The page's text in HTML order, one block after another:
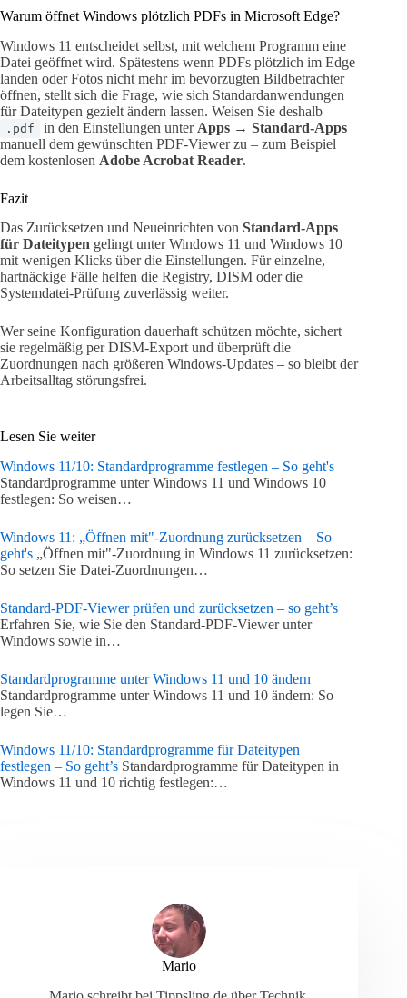
Warum öffnet Windows plötzlich PDFs in Microsoft Edge?
Windows 11 entscheidet selbst, mit welchem Programm eine
Datei geöffnet wird. Spätestens wenn PDFs plötzlich im Edge
landen oder Fotos nicht mehr im bevorzugten Bildbetrachter
öffnen, stellt sich die Frage, wie sich Standardanwendungen
für Dateitypen gezielt ändern lassen. Weisen Sie deshalb
.pdf in den Einstellungen unter Apps → Standard-Apps
manuell dem gewünschten PDF-Viewer zu – zum Beispiel
dem kostenlosen Adobe Acrobat Reader.
Fazit
Das Zurücksetzen und Neueinrichten von Standard-Apps
für Dateitypen gelingt unter Windows 11 und Windows 10
mit wenigen Klicks über die Einstellungen. Für einzelne,
hartnäckige Fälle helfen die Registry, DISM oder die
Systemdatei-Prüfung zuverlässig weiter.
Wer seine Konfiguration dauerhaft schützen möchte, sichert
sie regelmäßig per DISM-Export und überprüft die
Zuordnungen nach größeren Windows-Updates – so bleibt der
Arbeitsalltag störungsfrei.
Lesen Sie weiter
Windows 11/10: Standardprogramme festlegen – So geht's
Standardprogramme unter Windows 11 und Windows 10
festlegen: So weisen…
Windows 11: „Öffnen mit"-Zuordnung zurücksetzen – So
geht's „Öffnen mit"-Zuordnung in Windows 11 zurücksetzen:
So setzen Sie Datei-Zuordnungen…
Standard-PDF-Viewer prüfen und zurücksetzen – so geht’s
Erfahren Sie, wie Sie den Standard-PDF-Viewer unter
Windows sowie in…
Standardprogramme unter Windows 11 und 10 ändern
Standardprogramme unter Windows 11 und 10 ändern: So
legen Sie…
Windows 11/10: Standardprogramme für Dateitypen
festlegen – So geht’s Standardprogramme für Dateitypen in
Windows 11 und 10 richtig festlegen:…
Mario